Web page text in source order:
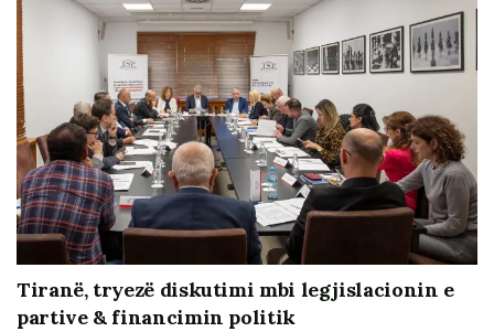
Tiranë, tryezë diskutimi mbi legjislacionin e
partive & financimin politik